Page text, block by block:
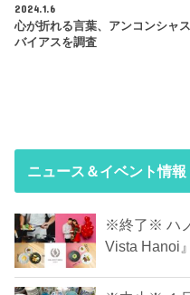
2024.1.6
心が折れる言葉、アンコンシャス
バイアスを調査
ニュース＆イベント情報
※終了※ ハ
Vista Hanoi